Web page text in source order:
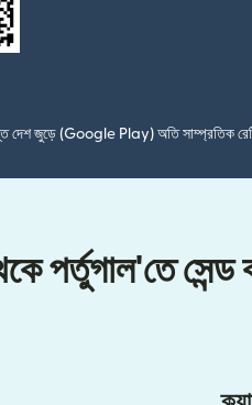
জুড়ে (Google Play) অতি সাম্প্রতিক
পর্তুগাল'তে